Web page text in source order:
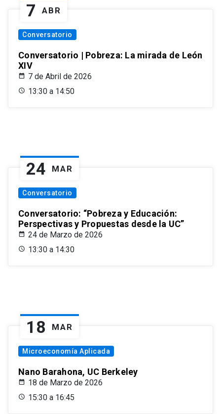
7 ABR
Conversatorio
Conversatorio | Pobreza: La mirada de León
XIV
7 de Abril de 2026
13:30 a 14:50
24 MAR
Conversatorio
Conversatorio: “Pobreza y Educación:
Perspectivas y Propuestas desde la UC”
24 de Marzo de 2026
13:30 a 14:30
18 MAR
Microeconomía Aplicada
Nano Barahona, UC Berkeley
18 de Marzo de 2026
15:30 a 16:45